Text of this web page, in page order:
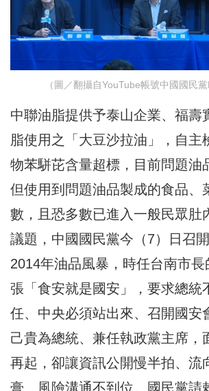
（圖／翻攝自YouTube帳號中國國民黨
中聯油脂提供予泰山企業、福壽
脂使用之「大豆沙拉油」，自主
物苯駢芘含量超標，目前問題油
但使用到問題油品製成的食品、
數，且恐多數已進入一般民眾肚
議題，中國國民黨今（7）日召
2014年油品風暴，時任台南市
張「食安就是國安」，要求總統
任、中央必須站出來、召開國安
己貴為總統、兼任執政黨主席，
再起，卻讓資訊公開慢半拍、流
膏、風險溝通不到位。國民黨請